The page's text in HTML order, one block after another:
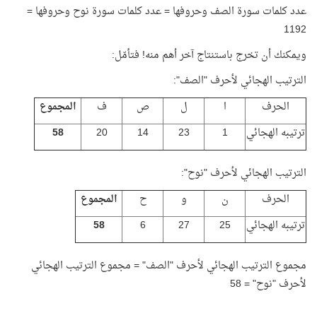
عدد كلمات سورة الصف وحروفها = عدد كلمات سورة نوح وحروفها =
1192
ويمكنك أن تخرج باستنتاج آخر أهم منه! فتأمّل:
الترتيب الهجائي لأحرف "الصف":
الحرف
ا ل ص ف
المجموع
ترتيبه الهجائي
1
23
14
20
58
الترتيب الهجائي لأحرف "نوح":
الحرف
ن و ح
المجموع
ترتيبه الهجائي
25
27
6
58
مجموع الترتيب الهجائي لأحرف "الصف" = مجموع الترتيب الهجائي
لأحرف "نوح" = 58